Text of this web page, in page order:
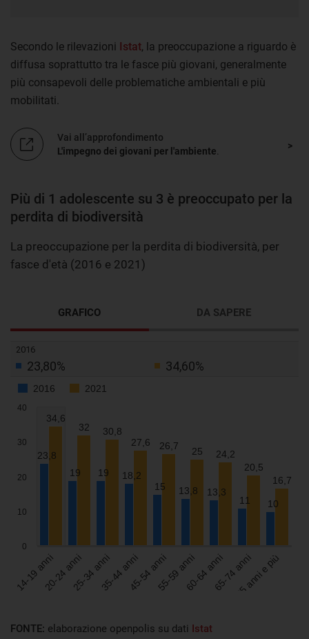
Secondo le rilevazioni Istat, la preoccupazione a riguardo è
diffusa soprattutto tra le fasce più giovani, generalmente
più consapevoli delle problematiche ambientali e più
mobilitati.
Vai all’approfondimento
L'impegno dei giovani per l'ambiente
Più di 1 adolescente su 3 è preoccupato per la
perdita di biodiversità
La preoccupazione per la perdita di biodiversità, per
fasce d'età (2016 e 2021)
GRAFICO DA SAPERE
FONTE: elaborazione openpolis su dati Istat